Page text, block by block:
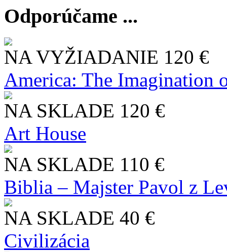
Odporúčame ...
NA VYŽIADANIE 120 €
America: The Imagination
NA SKLADE 120 €
Art House
NA SKLADE 110 €
Biblia – Majster Pavol z
NA SKLADE 40 €
Civilizácia